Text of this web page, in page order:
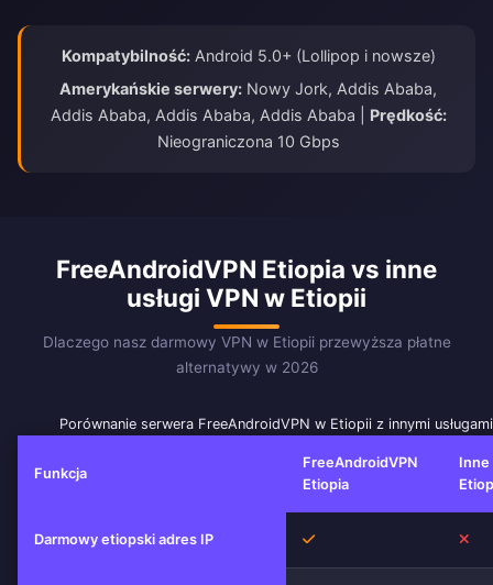
Kompatybilność:Android 5.0+ (Lollipop i nowsze)
Amerykańskie serwery: Nowy Jork, Addis Ababa,
Addis Ababa, Addis Ababa, Addis Ababa | Prędkość:
Nieograniczona 10 Gbps
FreeAndroidVPN Etiopia vs inne
usługi VPN w Etiopii
Dlaczego nasz darmowy VPN w Etiopii przewyższa płatne
alternatywy w 2026
Porównanie serwera FreeAndroidVPN w Etiopii z innymi
Funkcja
FreeAndroidVPN
Etiopia
Inne
Darmowy etiopski adres IP Tak